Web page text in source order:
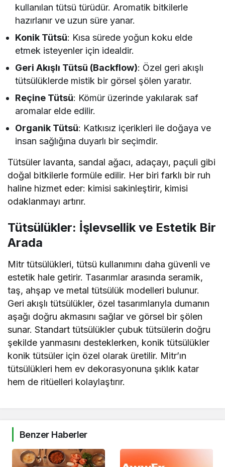
kullanılan tütsü türüdür. Aromatik bitkilerle
hazırlanır ve uzun süre yanar.
Konik Tütsü: Kısa sürede yoğun koku elde
etmek isteyenler için idealdir.
Geri Akışlı Tütsü (Backflow): Özel geri akışlı
tütsülüklerde mistik bir görsel şölen yaratır.
Reçine Tütsü: Kömür üzerinde yakılarak saf
aromalar elde edilir.
Organik Tütsü: Katkısız içerikleri ile doğaya ve
insan sağlığına duyarlı bir seçimdir.
Tütsüler lavanta, sandal ağacı, adaçayı, paçuli gibi
doğal bitkilerle formüle edilir. Her biri farklı bir ruh
haline hizmet eder: kimisi sakinleştirir, kimisi
odaklanmayı artırır.
Tütsülükler: İşlevsellik ve Estetik Bir
Arada
Mitr tütsülükleri, tütsü kullanımını daha güvenli ve
estetik hale getirir. Tasarımlar arasında seramik,
taş, ahşap ve metal tütsülük modelleri bulunur.
Geri akışlı tütsülükler, özel tasarımlarıyla dumanın
aşağı doğru akmasını sağlar ve görsel bir şölen
sunar. Standart tütsülükler çubuk tütsülerin doğru
şekilde yanmasını desteklerken, konik tütsülükler
konik tütsüler için özel olarak üretilir. Mitr’ın
tütsülükleri hem ev dekorasyonuna şıklık katar
hem de ritüelleri kolaylaştırır.
Benzer Haberler